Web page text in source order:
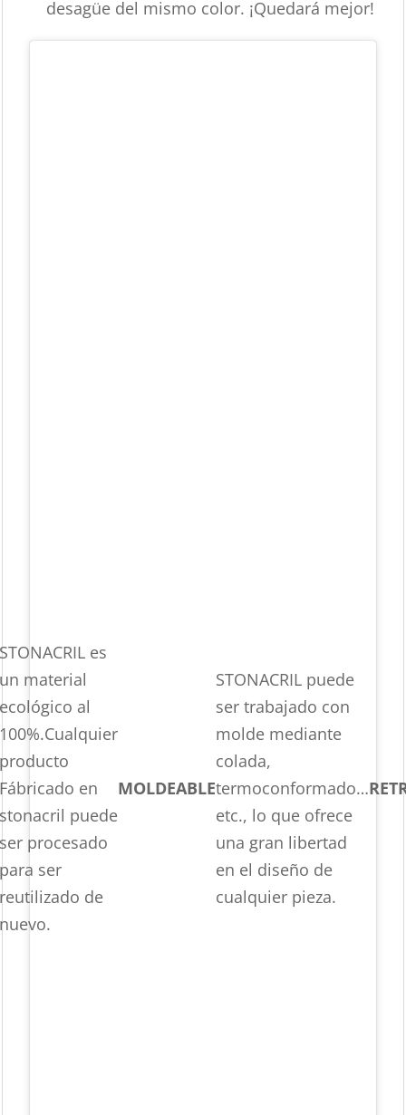
desagüe del mismo color. ¡Quedará mejor!
STONACRIL es
un material
ecológico al
100%.Cualquier
producto
Fábricado en
stonacril puede
ser procesado
para ser
reutilizado de
nuevo.
MOLDEABLE
STONACRIL puede
ser trabajado con
molde mediante
colada,
termoconformado…
etc., lo que ofrece
una gran libertad
en el diseño de
cualquier pieza.